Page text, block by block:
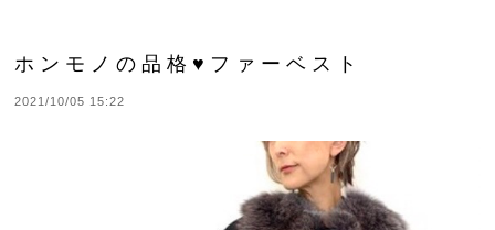
ホンモノの品格♥ファーベスト
2021/10/05 15:22